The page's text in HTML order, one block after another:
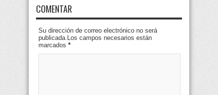
COMENTAR
Su dirección de correo electrónico no será
publicada.Los campos necesarios están
marcados *